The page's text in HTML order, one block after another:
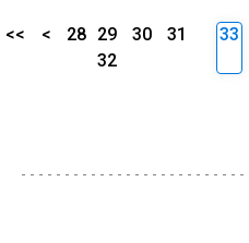
<< < 28 29 30
31
32
33